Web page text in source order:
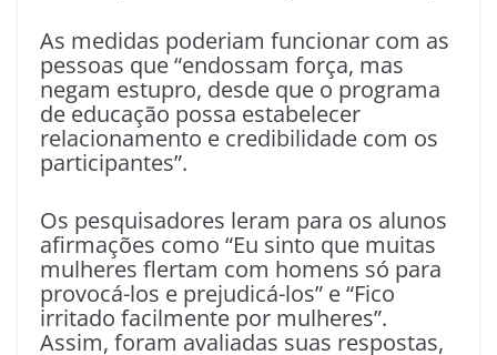
As medidas poderiam funcionar com as
pessoas que “endossam força, mas
negam estupro, desde que o programa
de educação possa estabelecer
relacionamento e credibilidade com os
participantes”.
Os pesquisadores leram para os alunos
afirmações como “Eu sinto que muitas
mulheres flertam com homens só para
provocá-los e prejudicá-los” e “Fico
irritado facilmente por mulheres”.
Assim, foram avaliadas suas respostas,